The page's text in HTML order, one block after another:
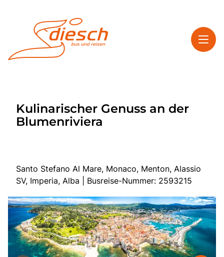
Service
Kontakt
Start
Mehrtagesreisen
Tagesfahrten
Bus anmieten
Nahverkehr
Kataloge
Kulinarischer Genuss an der
Blumenriviera
Santo Stefano Al Mare, Monaco, Menton, Alassio
SV, Imperia, Alba | Busreise-Nummer: 2593215